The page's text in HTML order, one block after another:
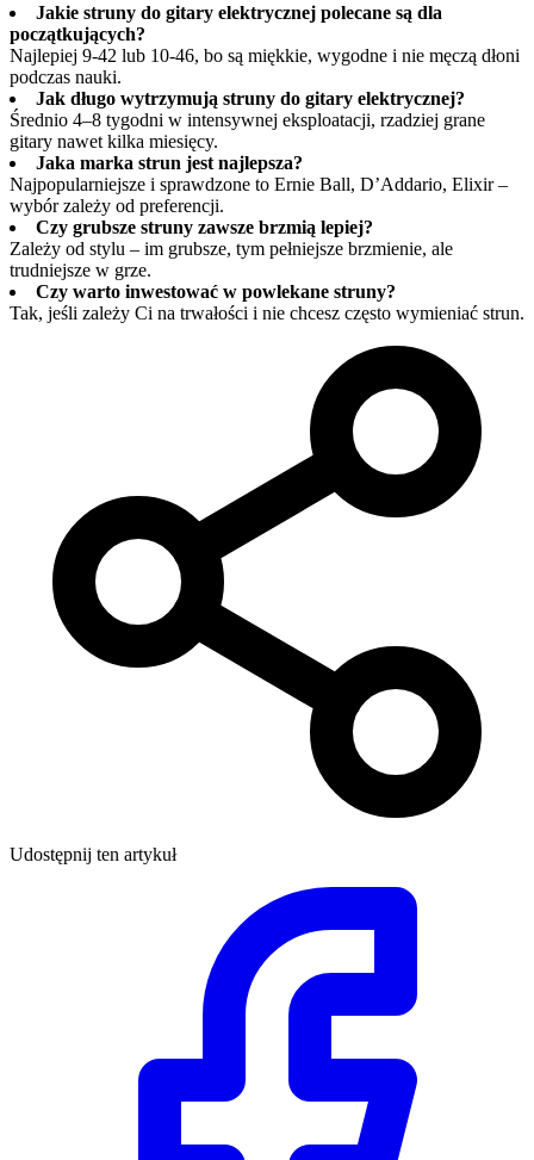
Jakie struny do gitary elektrycznej polecane są dla
początkujących?
Najlepiej 9-42 lub 10-46, bo są miękkie, wygodne i nie męczą dłoni
podczas nauki.
Jak długo wytrzymują struny do gitary elektrycznej?
Średnio 4–8 tygodni w intensywnej eksploatacji, rzadziej grane
gitary nawet kilka miesięcy.
Jaka marka strun jest najlepsza?
Najpopularniejsze i sprawdzone to Ernie Ball, D’Addario, Elixir –
wybór zależy od preferencji.
Czy grubsze struny zawsze brzmią lepiej?
Zależy od stylu – im grubsze, tym pełniejsze brzmienie, ale
trudniejsze w grze.
Czy warto inwestować w powlekane struny?
Tak, jeśli zależy Ci na trwałości i nie chcesz często wymieniać strun.
Udostępnij ten artykuł